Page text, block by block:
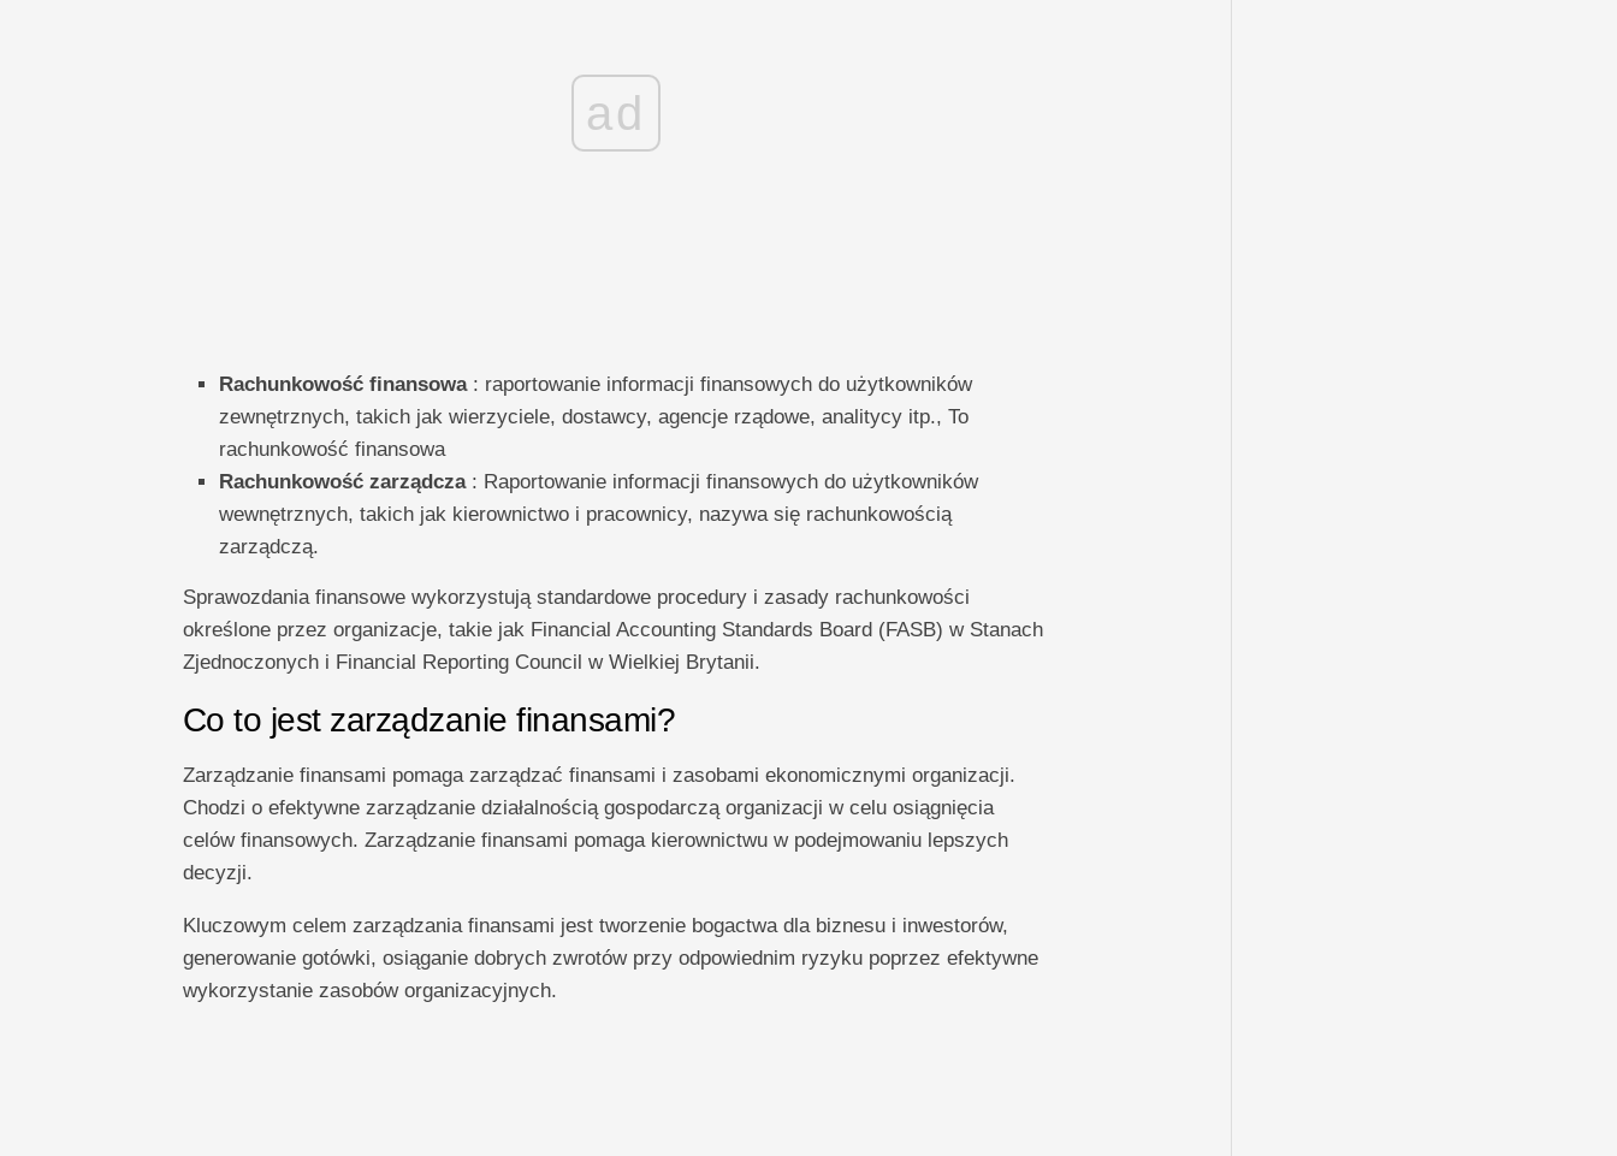
ad
Rachunkowość finansowa: raportowanie informacji finansowych do użytkowników
zewnętrznych, takich jak wierzyciele, dostawcy, agencje rządowe, analitycy itp., To
rachunkowość finansowa
Rachunkowość zarządcza: Raportowanie informacji finansowych do użytkowników
wewnętrznych, takich jak kierownictwo i pracownicy, nazywa się rachunkowością
zarządczą.
Sprawozdania finansowe wykorzystują standardowe procedury i zasady rachunkowości
określone przez organizacje, takie jak Financial Accounting Standards Board (FASB) w Stanach
Zjednoczonych i Financial Reporting Council w Wielkiej Brytanii.
Co to jest zarządzanie finansami?
Zarządzanie finansami pomaga zarządzać finansami i zasobami ekonomicznymi organizacji.
Chodzi o efektywne zarządzanie działalnością gospodarczą organizacji w celu osiągnięcia
celów finansowych. Zarządzanie finansami pomaga kierownictwu w podejmowaniu lepszych
decyzji.
Kluczowym celem zarządzania finansami jest tworzenie bogactwa dla biznesu i inwestorów,
generowanie gotówki, osiąganie dobrych zwrotów przy odpowiednim ryzyku poprzez efektywne
wykorzystanie zasobów organizacyjnych.